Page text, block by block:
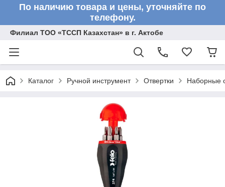
По наличию товара и цены, уточняйте по
телефону.
Филиал ТОО «ТССП Казахстан» в г. Актобе
Каталог Ручной инструмент Отвертки Наборные